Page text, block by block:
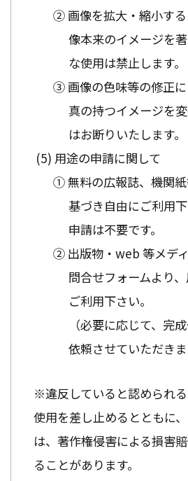
② 画像を拡大・縮小す
像本来のイメージを
な使用は禁止します。
③ 画像の色味等の修正
真の持つイメージを
はお断りいたします。
用途の申請に関して
① 無料の広報誌、機関
基づき自由にご利用
申請は不要です。
② 出版物・web 等メデ
問合せフォームより
ご利用下さい。
（必要に応じて、完
依頼させていただきま
※違反していると認められ
使用を差し止めるとともに
は、著作権侵害による損害
ることがあります。